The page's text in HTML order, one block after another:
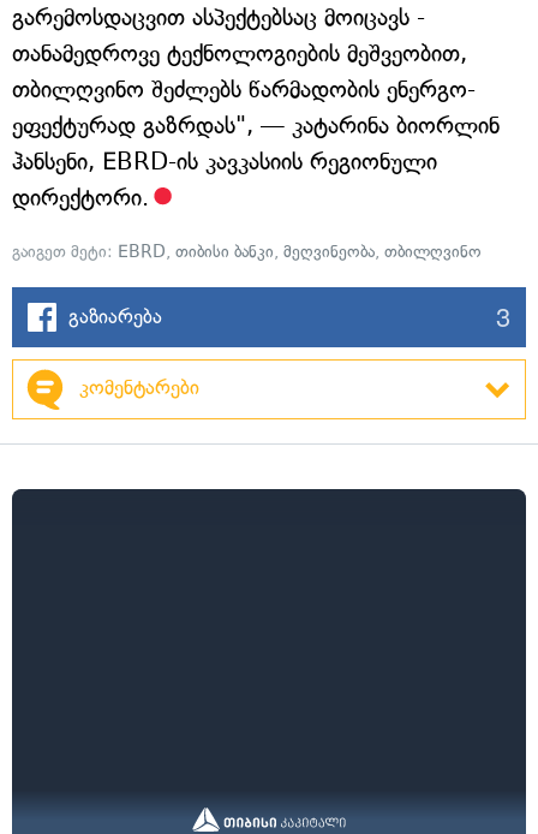
გარემოსდაცვით ასპექტებსაც მოიცავს -
თანამედროვე ტექნოლოგიების მეშვეობით,
თბილღვინო შეძლებს წარმადობის ენერგო-
ეფექტურად გაზრდას", — კატარინა ბიორლინ
ჰანსენი, EBRD-ის კავკასიის რეგიონული
დირექტორი.
გაიგეთ მეტი: EBRD, თიბისი ბანკი, მეღვინეობა, თბილღვინო
გაზიარება 3
კომენტარები